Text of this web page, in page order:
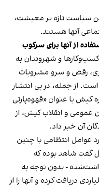
سیاست‌ تازه بر معیشت،
آنها هستند.
از آنها برای سرکوب
و شهروندان به
رقص و سرو مشروبات
از جمله، در پی انتشار
کیش با عنوان «قهوه‌پارتی
عمومی و انقلاب کیش، از
آن خبر داد.
عوامل انتظامی با چنین
گفت شاهد بوده که
- بدون توجه به
دریافت کرده و آنها را از